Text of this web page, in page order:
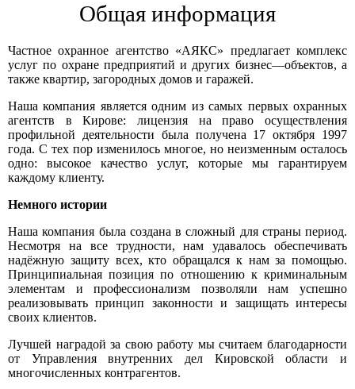
Общая информация
Частное охранное агентство«АЯКС» предлагает комплекс
услуг по охране предприятий и других бизнес—объектов, а
также квартир, загородных домов и гаражей.
Наша компания является одним из самых первых охранных
агентств
в Кирове:лицензия на право
осуществления
профильной
деятельности была получена 17 октября 1997
года. С тех пор изменилось многое, но неизменным осталось
одно: высокое качество услуг, которые мы
гарантируем
каждому клиенту.
Немного истории
Наша компания была создана в сложный для страны период.
Несмотря
на все трудности,нам удавалось
обеспечивать
надёжную защиту всех,кто обращался к нам за помощью.
Принципиальная позиция по отношению к криминальным
элементам
и профессионализм позволяли нам
успешно
реализовывать принцип законности и защищать интересы
своих клиентов.
Лучшей наградой за свою работу мы считаем благодарности
от
Управления внутренних дел Кировской области
и
многочисленных контрагентов.